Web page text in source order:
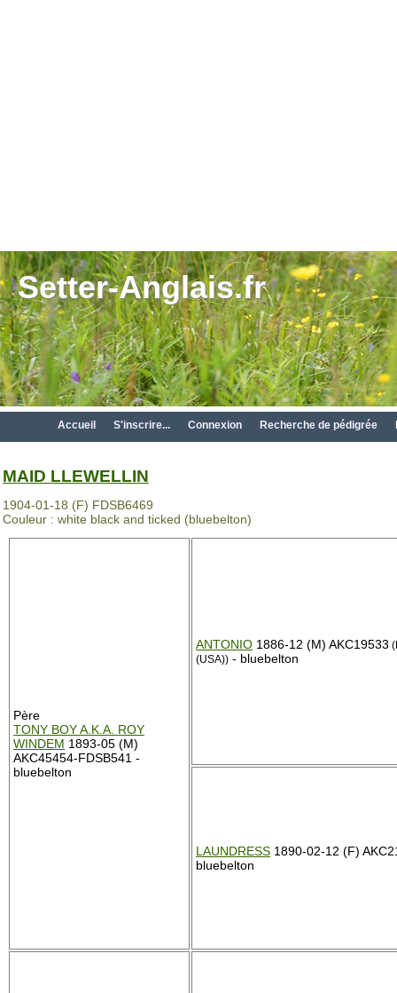
Setter-Anglais.fr
Accueil S'inscrire... Connexion Recherche de pédigrée
MAID LLEWELLIN
1904-01-18 (F) FDSB6469
Couleur : white black and ticked (bluebelton)
Père
TONY BOY A.K.A. ROY
WINDEM 1893-05 (M)
AKC45454-FDSB541 -
bluebelton
ANTONIO 1886-12 (M) AKC19533
(USA)) - bluebelton
LAUNDRESS 1890-02-12 (F)
bluebelton